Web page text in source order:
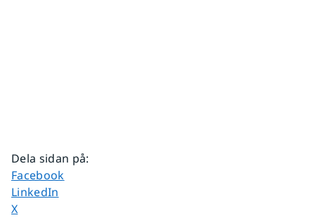
Dela sidan på:
Dela sidan på
Facebook
Dela sidan på
LinkedIn
Dela sidan på
X